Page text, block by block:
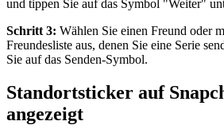
und tippen Sie auf das Symbol "Weiter"
Schritt 3: Wählen Sie einen Freund oder
Freundesliste aus, denen Sie eine Serie
Sie auf das Senden-Symbol.
Standortsticker auf
angezeigt